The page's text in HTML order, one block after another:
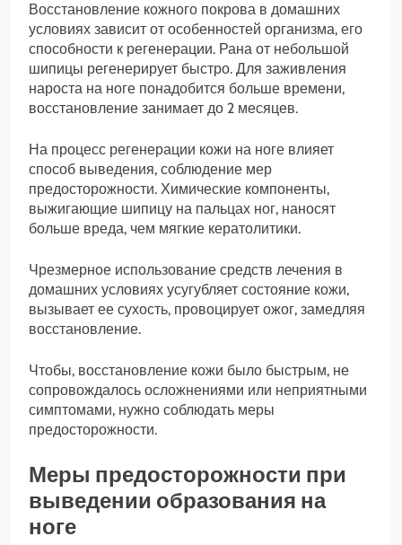
Восстановление кожного покрова в домашних
условиях зависит от особенностей организма, его
способности к регенерации. Рана от небольшой
шипицы регенерирует быстро. Для заживления
нароста на ноге понадобится больше времени,
восстановление занимает до 2 месяцев.
На процесс регенерации кожи на ноге влияет
способ выведения, соблюдение мер
предосторожности. Химические компоненты,
выжигающие шипицу на пальцах ног, наносят
больше вреда, чем мягкие кератолитики.
Чрезмерное использование средств лечения в
домашних условиях усугубляет состояние кожи,
вызывает ее сухость, провоцирует ожог, замедляя
восстановление.
Чтобы, восстановление кожи было быстрым, не
сопровождалось осложнениями или неприятными
симптомами, нужно соблюдать меры
предосторожности.
Меры предосторожности при
выведении образования на
ноге